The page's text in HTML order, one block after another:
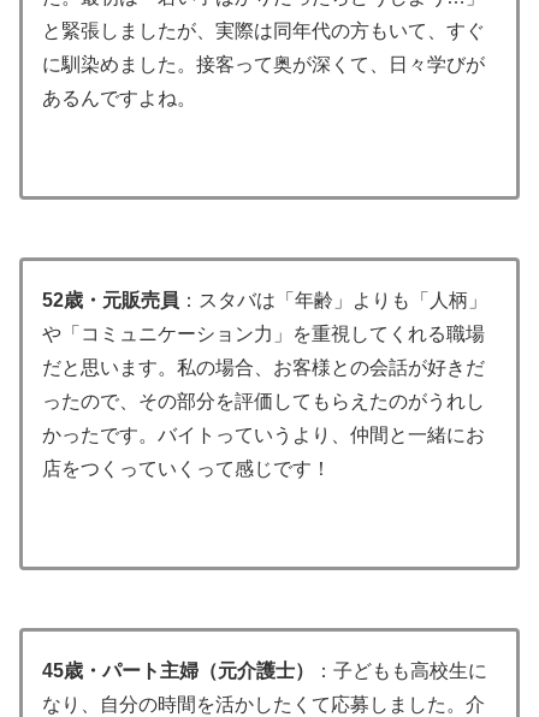
と緊張しましたが、実際は同年代の方もいて、すぐ
に馴染めました。接客って奥が深くて、日々学びが
あるんですよね。
52歳・元販売員 ：スタバは「年齢」よりも「人柄」
や「コミュニケーション力」を重視してくれる職場
だと思います。私の場合、お客様との会話が好きだ
ったので、その部分を評価してもらえたのがうれし
かったです。バイトっていうより、仲間と一緒にお
店をつくっていくって感じです！
45歳・パート主婦（元介護士）
：子どもも高校生に
なり、自分の時間を活かしたくて応募しました。介